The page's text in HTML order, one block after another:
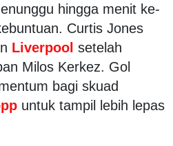
hingga menit ke-
Curtis Jones
Liverpool setelah
Milos Kerkez. Gol
bagi skuad
untuk tampil lebih lepas